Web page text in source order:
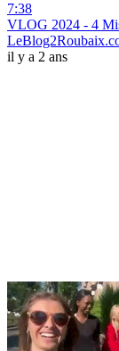
7:38
VLOG 2024 - 4
il y a 2 ans